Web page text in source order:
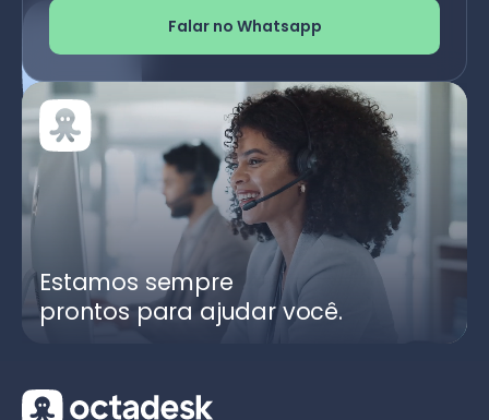
Falar no Whatsapp
Estamos sempre
prontos para ajudar você.